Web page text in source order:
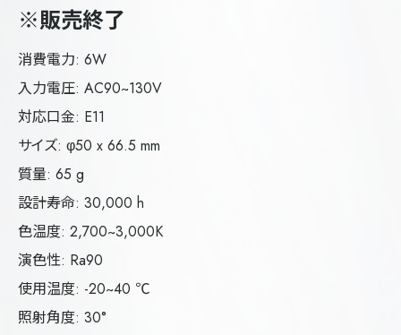
※販売終了
消費電力: 6W
入力電圧: AC90~130V
対応口金: E11
サイズ: φ50 x 66.5 mm
質量: 65 g
設計寿命: 30,000 h
色温度: 2,700~3,000K
演色性: Ra90
使用温度: -20~40 ℃
照射角度: 30°